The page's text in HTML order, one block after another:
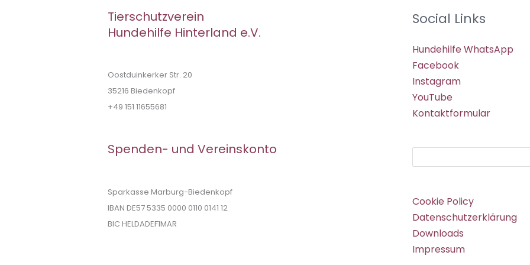
Tierschutzverein
Hundehilfe Hinterland e.V.
Oostduinkerker Str. 20
35216 Biedenkopf
+49 151 11655681
Spenden- und Vereinskonto
Sparkasse Marburg-Biedenkopf
IBAN DE57 5335 0000 0110 0141 12
BIC HELDADEF1MAR
Social Links
Hundehilfe WhatsApp
Facebook
Instagram
YouTube
Kontaktformular
Cookie Policy
Datenschutzerklärung
Downloads
Impressum